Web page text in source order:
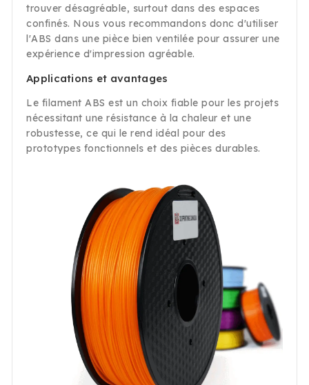
trouver désagréable, surtout dans des espaces
confinés. Nous vous recommandons donc d'utiliser
l'ABS dans une pièce bien ventilée pour assurer une
expérience d'impression agréable.
Applications et avantages
Le filament ABS est un choix fiable pour les projets
nécessitant une résistance à la chaleur et une
robustesse, ce qui le rend idéal pour des
prototypes fonctionnels et des pièces durables.